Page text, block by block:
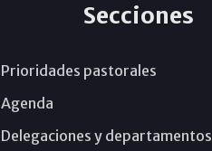
Secciones
Prioridades pastorales
Agenda
Delegaciones y departamentos